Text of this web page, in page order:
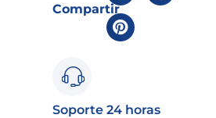
Compartir
Soporte 24 horas